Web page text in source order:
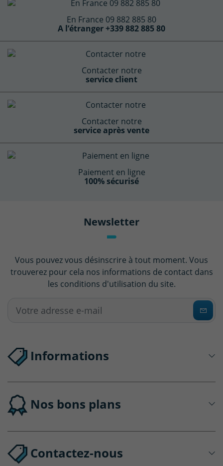
En France 09 882 885 80
A l’étranger +339 882 885 80
Contacter notre
service client
Contacter notre
service après vente
Paiement en ligne
100% sécurisé
Newsletter
Vous pouvez vous désinscrire à tout moment. Vous
trouverez pour cela nos informations de contact dans
les conditions d'utilisation du site.
Informations
Nos bons plans
Contactez-nous